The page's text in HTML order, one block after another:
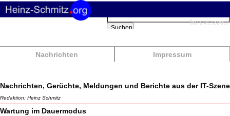
Nachrichten Impressum
Suchbegriffe
Suchen
Nachrichten, Gerüchte, Meldungen und Berichte aus der IT-Szene
Redaktion: Heinz Schmitz
Wartung im Dauermodus